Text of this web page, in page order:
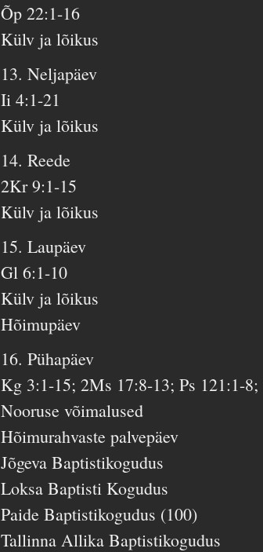
Õp 22:1-16
Külv ja lõikus
13. Neljapäev
Ii 4:1-21
Külv ja lõikus
14. Reede
2Kr 9:1-15
Külv ja lõikus
15. Laupäev
Gl 6:1-10
Külv ja lõikus
Hõimupäev
16. Pühapäev
Kg 3:1-15; 2Ms 17:8-13; Ps 121:1-
Nooruse võimalused
Hõimurahvaste palvepäev
Jõgeva Baptistikogudus
Loksa Baptisti Kogudus
Paide Baptistikogudus (100)
Tallinna Allika Baptistikogudus